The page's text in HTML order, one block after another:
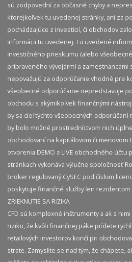
sú zodpovední za občasné chyby a
ktorejkoľvek tu uvedenej stránky, ani za
pochádzajúce z investícií, či obchodov
informácii tu uvedenej. Tu uvedené
investičného prieskumu (alebo
pripraveného vývojármi a
nepovažujú za odporúčanie vhodné pre
všeobecné odporúčanie nepredstavuje
obchodu s akýmikoľvek finančnými
by sa cieľ týchto všeobecných
by bolo možné prostredníctvom nich
obchodovaní na kapitálovom či menovom
otvorenia DEMO a LIVE obchodného účtu
stránkach vykonáva výlučne spoločnosť
broker regulovaný CySEC pod číslom
poskytuje finančné služby len rezidentom
ZRIEKNUTIE SA RIZIKA
CFD sú komplexné inštrumenty a ak s
riziko, že kvôli finančnej páke prídete
retailových investorov končí pri
strate. Zamyslite se nad tým, že chápete,